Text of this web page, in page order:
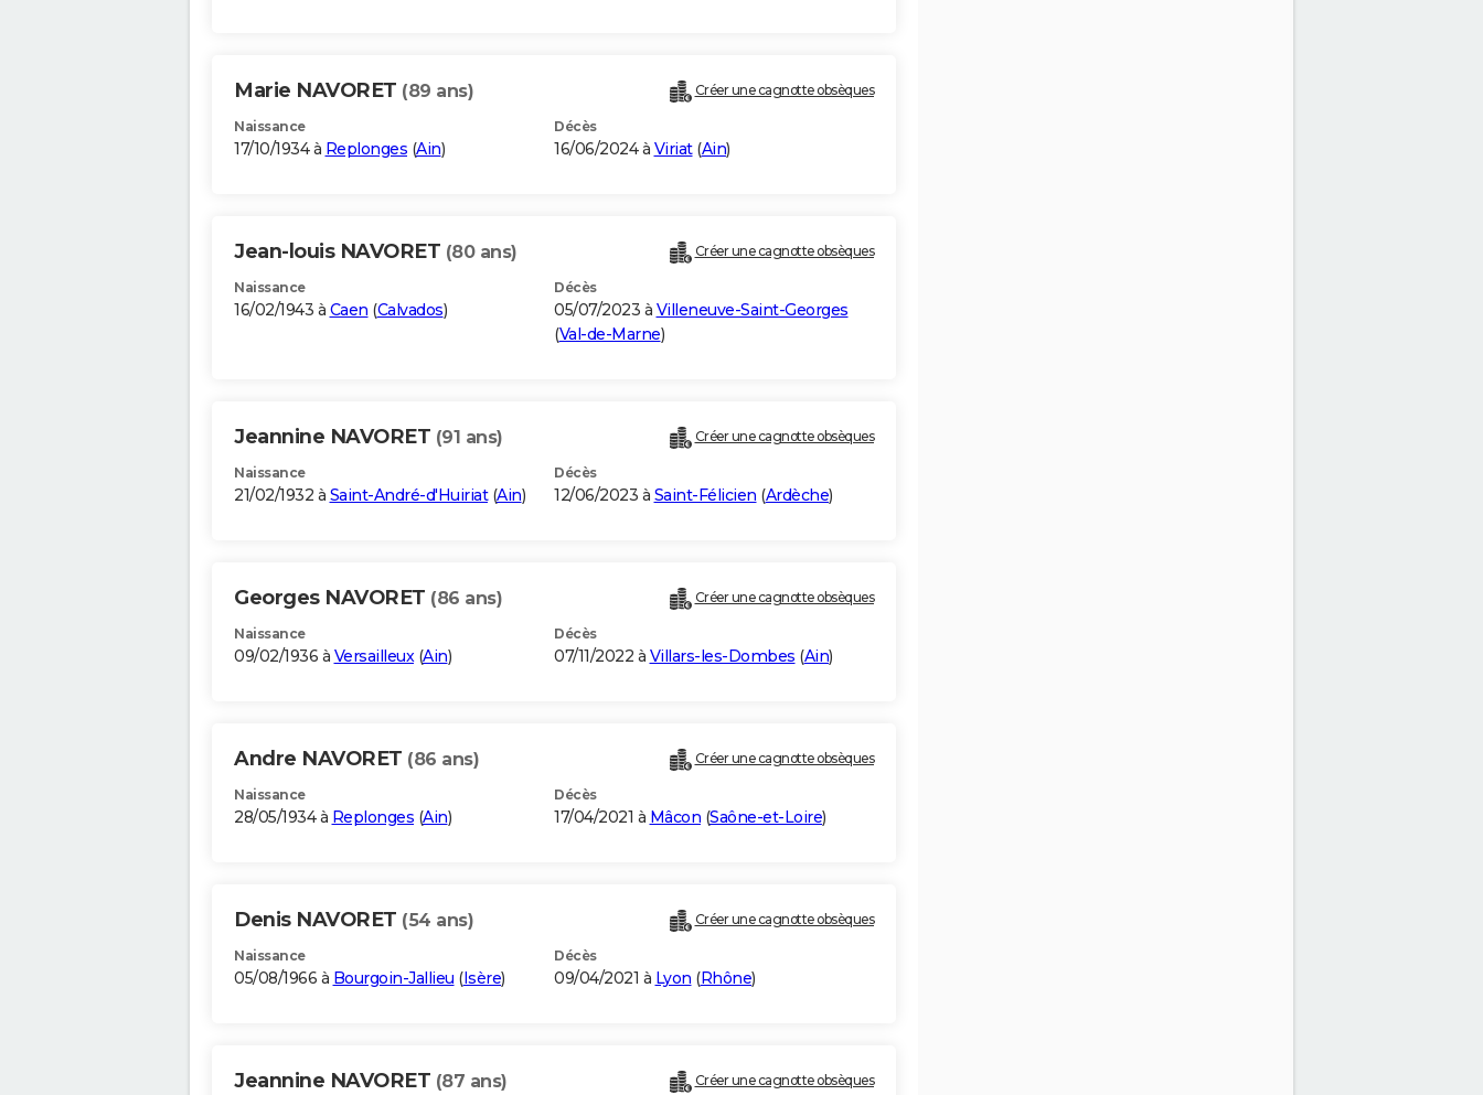
Marie NAVORET (89 ans) Créer une cagnotte obsèques
Naissance
17/10/1934 à Replonges (Ain)
Décès
16/06/2024 à Viriat(Ain)
Jean-louis NAVORET (80 ans) Créer une cagnotte obsèques
Naissance
16/02/1943 à Caen (Calvados)
Décès
05/07/2023 à Villeneuve-Saint-Georges
(Val-de-Marne)
Jeannine NAVORET (91 ans) Créer une cagnotte obsèques
Naissance
21/02/1932 à Saint-André-d'Huiriat(Ain)
Décès
12/06/2023 à Saint-Félicien (Ardèche)
Georges NAVORET (86 ans) Créer une cagnotte obsèques
Naissance
09/02/1936 à Versailleux(Ain)
Décès
07/11/2022 à Villars-les-Dombes (Ain)
Andre NAVORET (86 ans) Créer une cagnotte obsèques
Naissance
28/05/1934 à Replonges (Ain)
Décès
17/04/2021 à Mâcon (Saône-et-Loire)
Denis NAVORET (54 ans) Créer une cagnotte obsèques
Naissance
05/08/1966 à Bourgoin-Jallieu (Isère)
Décès
09/04/2021 à Lyon (Rhône)
Jeannine NAVORET (87 ans) Créer une cagnotte obsèques